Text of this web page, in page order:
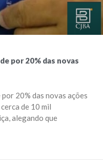
por 20% das novas
20% das novas ações
de 10 mil
alegando que